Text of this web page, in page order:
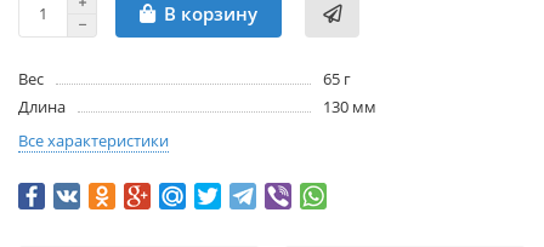
В корзину
Вес
65 г
Длина
130 мм
Все характеристики